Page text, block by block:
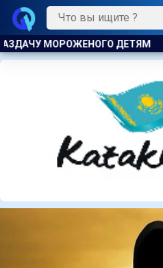
УЧАСТОК И